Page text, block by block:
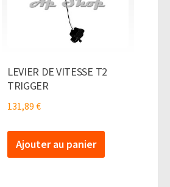
LEVIER DE VITESSE T2
TRIGGER
131,89 €
Ajouter au panier